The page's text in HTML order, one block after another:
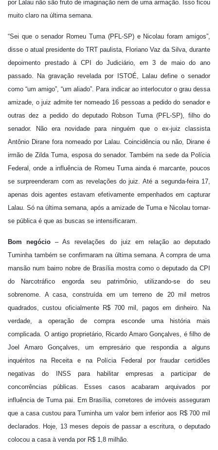
por Lalau não são fruto de imaginação nem de uma armação. Isso ficou
muito claro na última semana.
“Sei que o senador Romeu Tuma (PFL-SP) e Nicolau foram amigos”,
disse o atual presidente do TRT paulista, Floriano Vaz da Silva, durante
depoimento prestado à CPI do Judiciário, em 3 de maio do ano
passado. Na gravação revelada por ISTOÉ, Lalau define o senador
como “um amigo”, “um aliado”. Para indicar ao interlocutor o grau dessa
amizade, o juiz admite ter nomeado 16 pessoas a pedido do senador e
outras dez a pedido do deputado Robson Tuma (PFL-SP), filho do
senador. Não era novidade para ninguém que o ex-juiz classista
Antônio Dirane fora nomeado por Lalau. Coincidência ou não, Dirane é
irmão de Zilda Tuma, esposa do senador. Também na sede da Polícia
Federal, onde a influência de Romeu Tuma ainda é marcante, poucos
se surpreenderam com as revelações do juiz. Até a segunda-feira 17,
apenas dois agentes estavam efetivamente empenhados em capturar
Lalau. Só na última semana, após a amizade de Tuma e Nicolau tornar-
se pública é que as buscas se intensificaram.
Bom negócio – As revelações do juiz em relação ao deputado
Tuminha também se confirmaram na última semana. A compra de uma
mansão num bairro nobre de Brasília mostra como o deputado da CPI
do Narcotráfico engorda seu patrimônio, utilizando-se do seu
sobrenome. A casa, construída em um terreno de 20 mil metros
quadrados, custou oficialmente R$ 700 mil, pagos em dinheiro. Na
verdade, a operação de compra esconde uma história mais
complicada. O antigo proprietário, Ricardo Amaro Gonçalves, é filho de
Joel Amaro Gonçalves, um empresário que respondia a alguns
inquéritos na Receita e na Polícia Federal por fraudar certidões
negativas do INSS para habilitar empresas a participar de
concorrências públicas. Esses casos acabaram arquivados por
influência de Tuma pai. Em Brasília, corretores de imóveis asseguram
que a casa custou para Tuminha um valor bem inferior aos R$ 700 mil
declarados. Hoje, 13 meses depois de passar a escritura, o deputado
colocou a casa à venda por R$ 1,8 milhão.